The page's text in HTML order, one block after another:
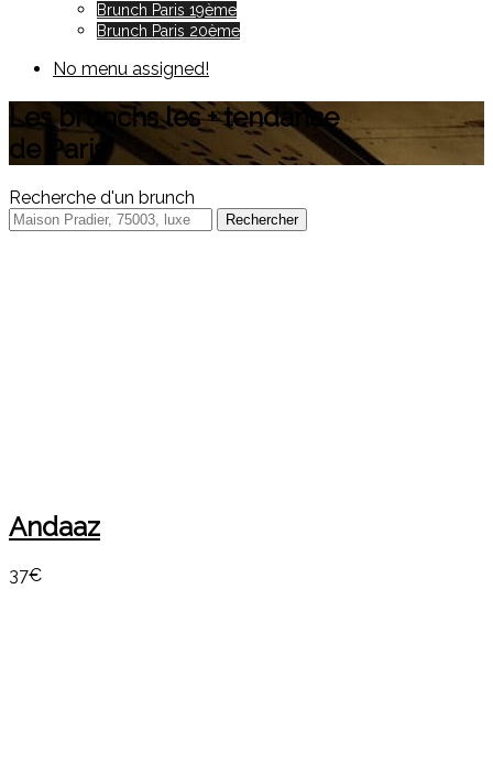
Brunch Paris 19ème
Brunch Paris 20ème
No menu assigned!
Les brunchs les + tendance
de Paris
Recherche d'un brunch
Andaaz
37€